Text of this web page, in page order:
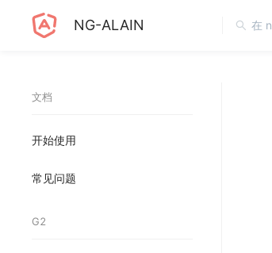
NG-ALAIN
文档
开始使用
常见问题
G2